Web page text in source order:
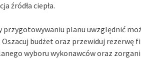
źródła ciepła.
przygotowywaniu planu uwzględnić
budżet oraz przewiduj rezerwę
wyboru wykonawców oraz